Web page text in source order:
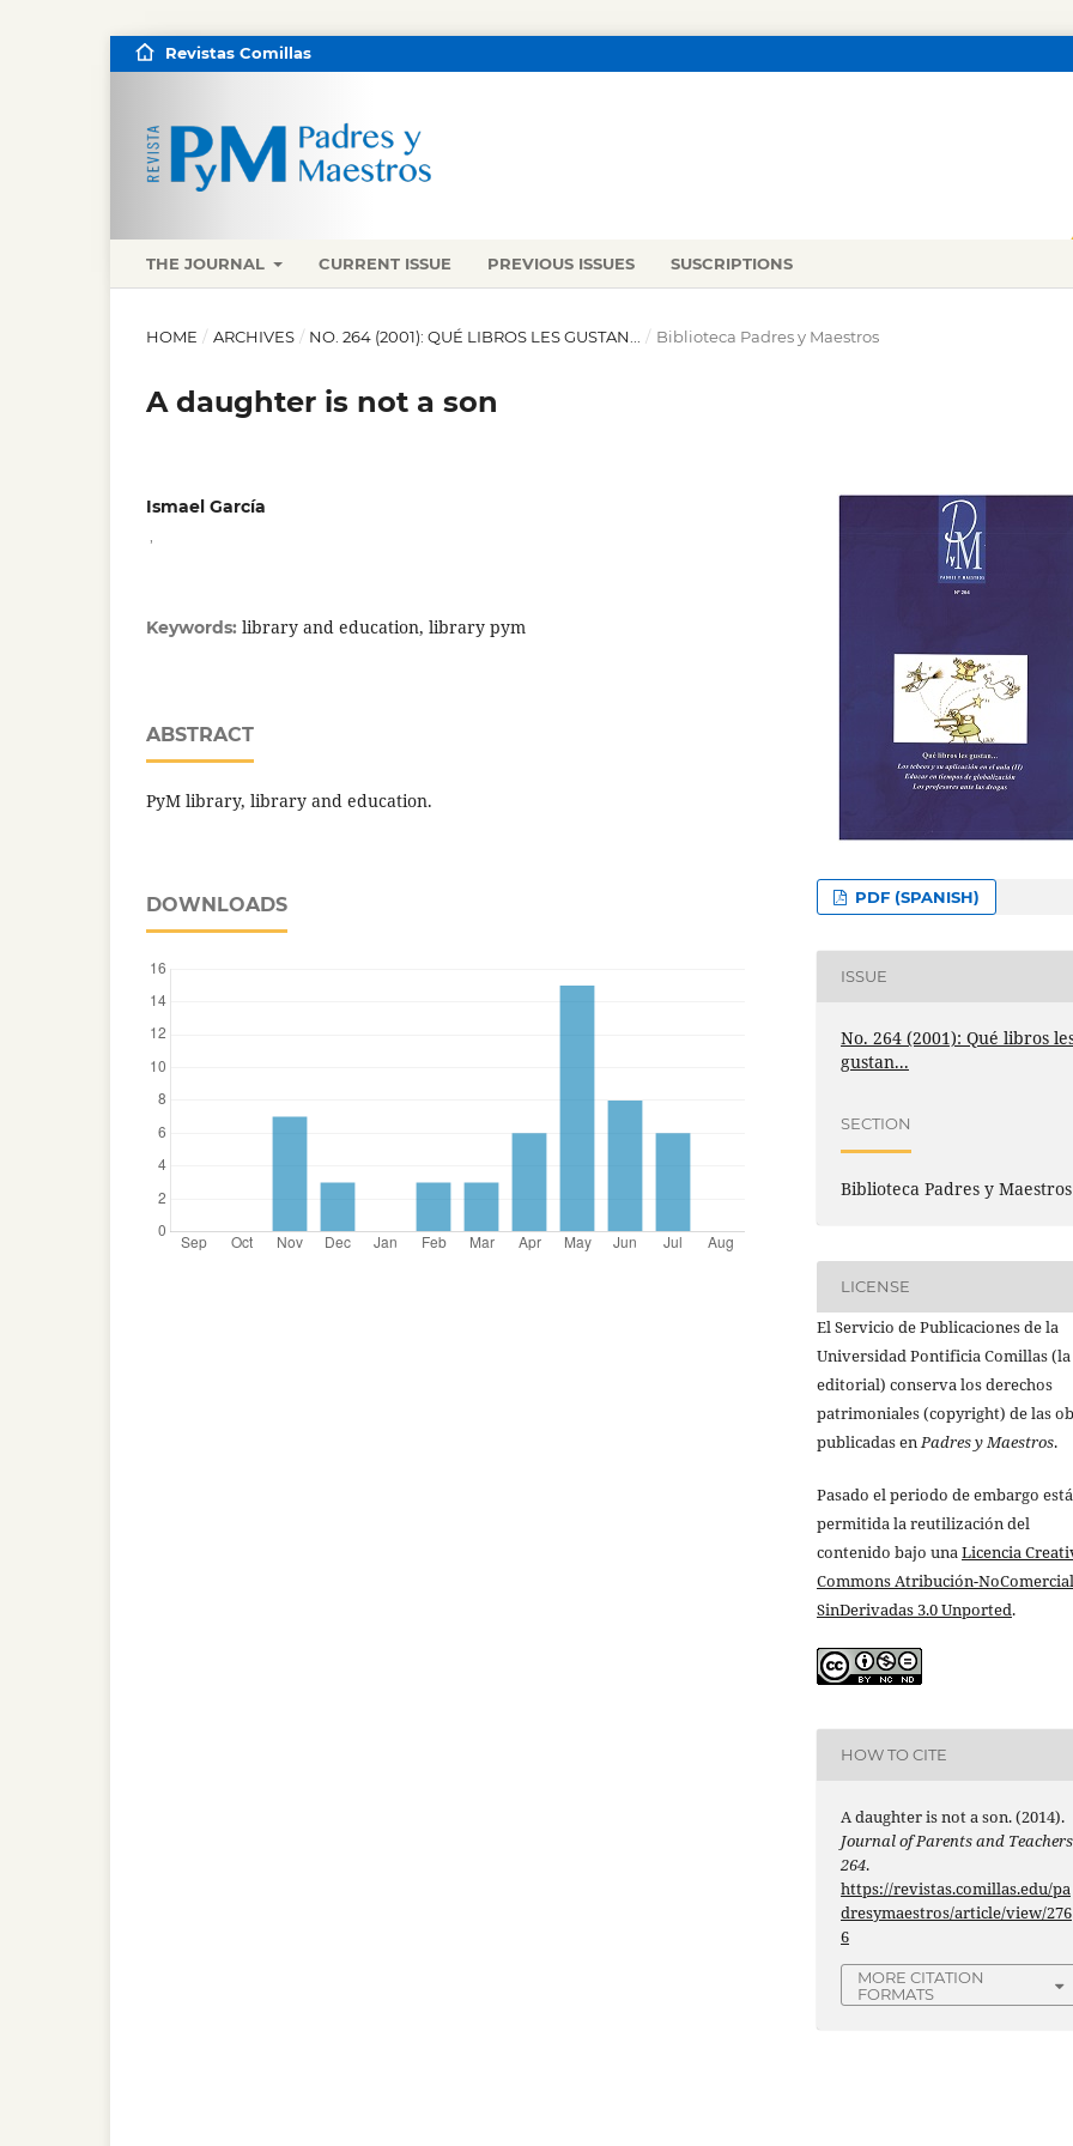
THE JOURNAL CURRENT ISSUE PREVIOUS ISSUES SUSCRIPTIONS
Revistas Comillas
HOME / ARCHIVES / NO. 264 (2001): QUÉ LIBROS LES GUSTAN... / Biblioteca Padres y Maestros
A daughter is not a son
Ismael García
Keywords: library and education, library pym
ABSTRACT
PyM library, library and education.
DOWNLOADS PDF (SPANISH)
ISSUE
No. 264 (2001): Qué libros
gustan...
SECTION
Biblioteca Padres y Maestros
LICENSE
El Servicio de Publicaciones de la
Universidad Pontificia Comillas (la
editorial) conserva los derechos
patrimoniales (copyright) de las
publicadas enPadres y Maestros.
Pasado el periodo de embargo está
permitida la reutilización del
contenido bajo unaLicencia
Commons Atribución-
SinDerivadas 3.0 Unported.
HOW TO CITE
A daughter is not a son. (2014).
Journal of Parents and Teachers
264.
https://revistas.comillas.edu/pa
dresymaestros/article/view/276
6
MORE CITATION
FORMATS